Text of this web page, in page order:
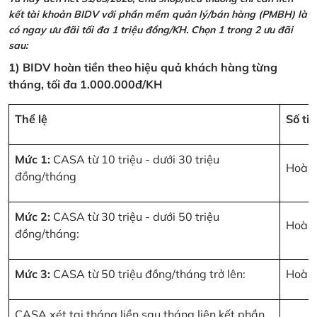
kết tài khoản BIDV với phần mềm quản lý/bán hàng (PMBH) là
có ngay ưu đãi tối đa 1 triệu đồng/KH. Chọn 1 trong 2 ưu đãi
sau:
1) BIDV hoàn tiền theo hiệu quả khách hàng từng
tháng, tối đa 1.000.000đ/KH
Thể lệ Số
Mức 1: CASA từ 10 triệu - dưới 30 triệu
đồng/tháng
Mức 2: CASA từ 30 triệu - dưới 50 triệu
đồng/tháng:
Mức 3: CASA từ 50 triệu đồng/tháng trở lên: